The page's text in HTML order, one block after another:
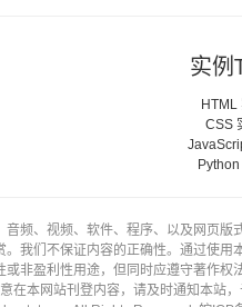
实例
HTML
CSS
Python
频、视频、软件、程序、以及网页版
我们不保证内容的正确性。通过使用
非盈利性用途，但同时应遵守著作权
在本网站刊登内容，请及时通知本站，